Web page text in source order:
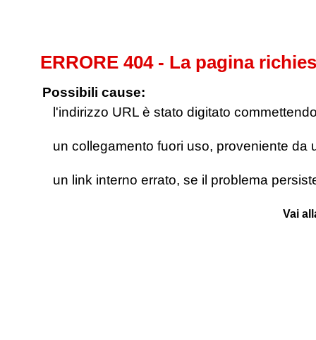
ERRORE 404 - La pagina
Possibili cause:
l'indirizzo URL è stato digitato
un collegamento fuori uso, proveniente da
un link interno errato, se il problema
Vai